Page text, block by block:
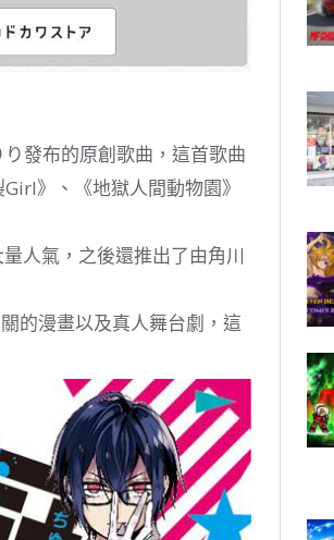
發布的原創歌曲，這首歌曲
》、《地獄人間動物園》
人氣，之後還推出了由角川
的漫畫以及真人舞台劇，這